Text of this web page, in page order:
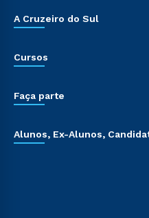
A Cruzeiro do Sul
Cursos
Faça parte
Alunos, Ex-Alunos,